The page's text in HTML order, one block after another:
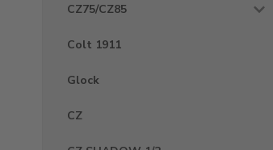
CZ75/CZ85
Colt 1911
Glock
CZ